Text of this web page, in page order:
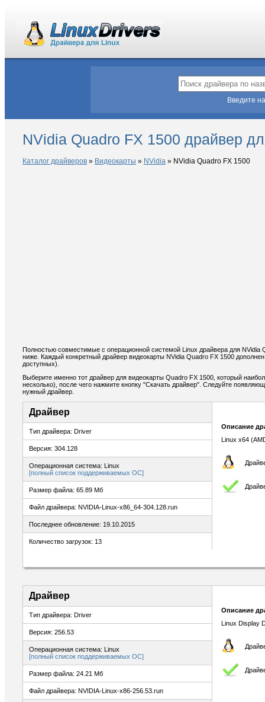
Введите
NVidia Quadro FX 1500 драйвер
Каталог драйверов » Видеокарты » NVidia » NVidia Quadro FX 1500
Полностью совместимые с операционной системой Linux драйвера для
ниже. Каждый конкретный драйвер видеокарты NVidia Quadro FX 1500
доступных).
Выберите именно тот драйвер для видеокарты Quadro FX 1500, который
несколько), после чего нажмите кнопку "Скачать драйвер". Следуйте
нужный драйвер.
Драйвер
Тип драйвера: Driver
Версия: 304.128
Операционная система: Linux
[полный список поддерживаемых ОС]
Размер файла: 65.89 Мб
Файл драйвера: NVIDIA-Linux-x86_64-304.128.run
Последнее обновление: 19.10.2015
Количество загрузок: 13
Описание
Linux x64
Драйвер
Тип драйвера: Driver
Версия: 256.53
Операционная система: Linux
[полный список поддерживаемых ОС]
Размер файла: 24.21 Мб
Файл драйвера: NVIDIA-Linux-x86-256.53.run
Описание
Linux Display